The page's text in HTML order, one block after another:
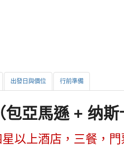
出發日與價位 行前準備
包亞馬遜 + 纳
以上酒店，三餐，